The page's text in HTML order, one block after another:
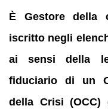
È Gestore della
iscritto negli
ai sensi della
fiduciario di un
della Crisi (OCC)